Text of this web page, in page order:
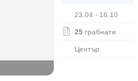
23.04 - 16.10
25 грабнати
Център